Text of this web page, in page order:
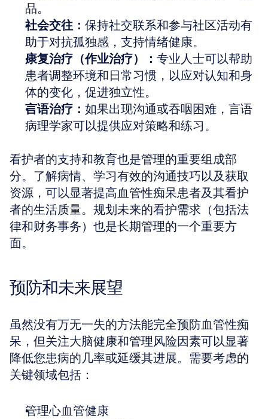
品。
社会交往： 保持社交联系和参与社区活动有
助于对抗孤独感，支持情绪健康。
康复治疗（作业治疗）： 专业人士可以帮助
患者调整环境和日常习惯，以应对认知和身
体的变化，促进独立性。
言语治疗： 如果出现沟通或吞咽困难，言语
病理学家可以提供应对策略和练习。
看护者的支持和教育也是管理的重要组成部
分。了解病情、学习有效的沟通技巧以及获取
资源，可以显著提高血管性痴呆患者及其看护
者的生活质量。规划未来的看护需求（包括法
律和财务事务）也是长期管理的一个重要方
面。
预防和未来展望
虽然没有万无一失的方法能完全预防血管性痴
呆，但关注大脑健康和管理风险因素可以显著
降低您患病的几率或延缓其进展。需要考虑的
关键领域包括：
管理心血管健康